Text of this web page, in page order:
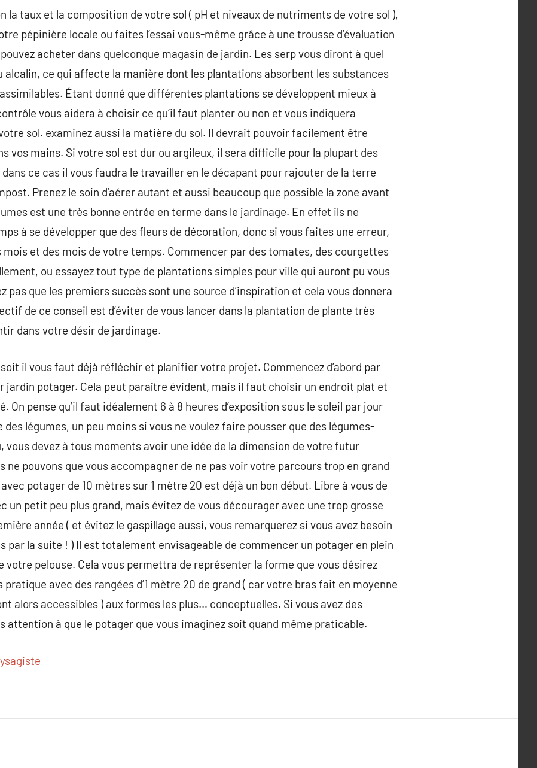
la taux et la composition de votre sol ( pH et niveaux de nutriments de votre sol ),
pépinière locale ou faites l’essai vous-même grâce à une trousse d’évaluation
acheter dans quelconque magasin de jardin. Les serp vous diront à quel
alcalin, ce qui affecte la manière dont les plantations absorbent les substances
Étant donné que différentes plantations se développent mieux à
vous aidera à choisir ce qu’il faut planter ou non et vous indiquera
sol. examinez aussi la matière du sol. Il devrait pouvoir facilement être
vos mains. Si votre sol est dur ou argileux, il sera difficile pour la plupart des
ce cas il vous faudra le travailler en le décapant pour rajouter de la terre
Prenez le soin d’aérer autant et aussi beaucoup que possible la zone avant
est une très bonne entrée en terme dans le jardinage. En effet ils ne
à se développer que des fleurs de décoration, donc si vous faites une erreur,
mois et des mois de votre temps. Commencer par des tomates, des courgettes
ou essayez tout type de plantations simples pour ville qui auront pu vous
pas que les premiers succès sont une source d’inspiration et cela vous donnera
de ce conseil est d’éviter de vous lancer dans la plantation de plante très
dans votre désir de jardinage.
il vous faut déjà réfléchir et planifier votre projet. Commencez d’abord par
jardin potager. Cela peut paraître évident, mais il faut choisir un endroit plat et
On pense qu’il faut idéalement 6 à 8 heures d’exposition sous le soleil par jour
légumes, un peu moins si vous ne voulez faire pousser que des légumes-
vous devez à tous moments avoir une idée de la dimension de votre futur
ne pouvons que vous accompagner de ne pas voir votre parcours trop en grand
potager de 10 mètres sur 1 mètre 20 est déjà un bon début. Libre à vous de
un petit peu plus grand, mais évitez de vous décourager avec une trop grosse
année ( et évitez le gaspillage aussi, vous remarquerez si vous avez besoin
par la suite ! ) Il est totalement envisageable de commencer un potager en plein
votre pelouse. Cela vous permettra de représenter la forme que vous désirez
avec des rangées d’1 mètre 20 de grand ( car votre bras fait en moyenne
alors accessibles ) aux formes les plus… conceptuelles. Si vous avez des
attention à que le potager que vous imaginez soit quand même praticable.